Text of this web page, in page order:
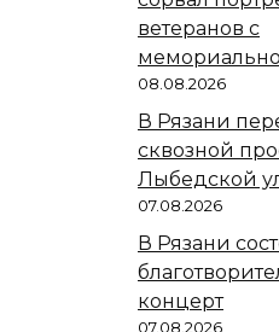
ветеранов с
08.08.2026
В Рязани
сквозной
Лыбедской
07.08.2026
В Рязани
концерт
07.08.2026